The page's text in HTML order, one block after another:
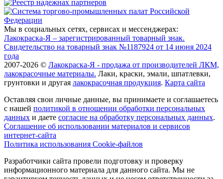
Мы в социальных сетях, сервисах и мессенджерах:
Лакокраска-Я – зарегистрированный товарный знак.
Свидетельство на товарный знак №1187924 от 14 июня 2024
года
2007-2026 © Лакокраска-Я - продажа от производителей ЛКМ,
лакокрасочные материалы. Лаки, краски, эмали, шпатлевки,
грунтовки и другая лакокрасочная продукция. Карта сайта
Оставляя свои личные данные, вы принимаете и соглашаетесь
с нашей политикой в отношении обработки персональных
данных и даете cогласие на обработку персональных данных.
Соглашение об использовании материалов и сервисов
интернет-сайта
Политика использования Cookie-файлов
Разработчики сайта провели подготовку и проверку
информационного материала для данного сайта. Мы не